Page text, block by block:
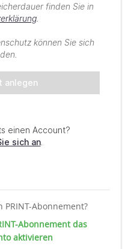
Abonnement?
Abonnement das
aktivieren